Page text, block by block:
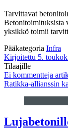
Tarvittavat
Betonitoimituksista
yksikkö toimii
Pääkategoria Infra
Kirjoitettu 5.
Tilaajille
Ei kommentteja
Ratikka-allianssin